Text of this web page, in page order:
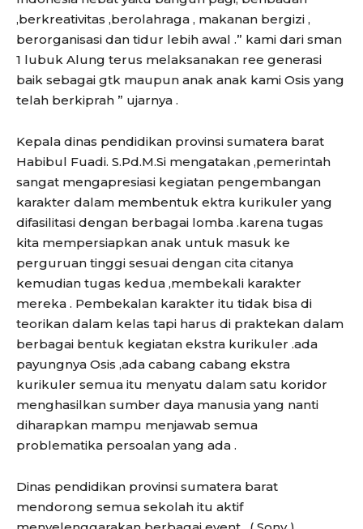
,berkreativitas ,berolahraga , makanan bergizi ,
berorganisasi dan tidur lebih awal .” kami dari sman
1 lubuk Alung terus melaksanakan ree generasi
baik sebagai gtk maupun anak anak kami Osis yang
telah berkiprah ” ujarnya .
Kepala dinas pendidikan provinsi sumatera barat
Habibul Fuadi. S.Pd.M.Si mengatakan ,pemerintah
sangat mengapresiasi kegiatan pengembangan
karakter dalam membentuk ektra kurikuler yang
difasilitasi dengan berbagai lomba .karena tugas
kita mempersiapkan anak untuk masuk ke
perguruan tinggi sesuai dengan cita citanya
kemudian tugas kedua ,membekali karakter
mereka . Pembekalan karakter itu tidak bisa di
teorikan dalam kelas tapi harus di praktekan dalam
berbagai bentuk kegiatan ekstra kurikuler .ada
payungnya Osis ,ada cabang cabang ekstra
kurikuler semua itu menyatu dalam satu koridor
menghasilkan sumber daya manusia yang nanti
diharapkan mampu menjawab semua
problematika persoalan yang ada .
Dinas pendidikan provinsi sumatera barat
mendorong semua sekolah itu aktif